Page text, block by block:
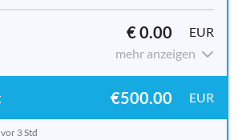
€ 0.00
EUR
mehr anzeigen
€500.00 EUR
vor 3 Std